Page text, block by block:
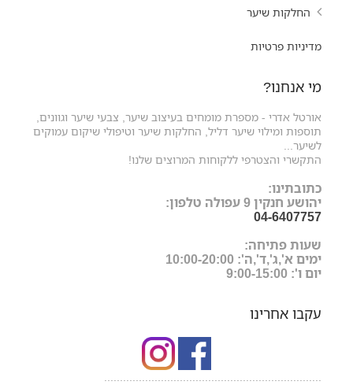
החלקות שיער
מדיניות פרטיות
מי אנחנו?
אורטל אדרי - מספרת מומחים בעיצוב שיער, צבעי שיער וגוונים,
תוספות ומילוי שיער דליל, החלקות שיער וטיפולי שיקום עמוקים
לשיער...
התקשרי והצטרפי ללקוחות המרוצים שלנו!
כתובתינו:
יהושע חנקין 9 עפולה טלפון:
04-6407757
שעות פתיחה:
ימים א',ג',ד',ה': 10:00-20:00
יום ו': 9:00-15:00
עקבו אחרינו
.....................................................................